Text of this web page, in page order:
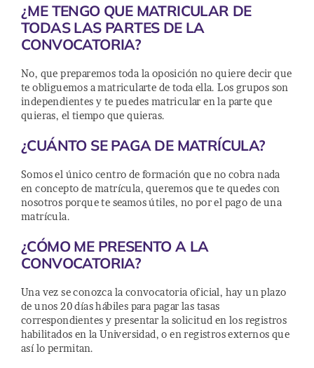
¿ME TENGO QUE MATRICULAR DE
TODAS LAS PARTES DE LA
CONVOCATORIA?
No, que preparemos toda la oposición no quiere decir que
te obliguemos a matricularte de toda ella. Los grupos son
independientes y te puedes matricular en la parte que
quieras, el tiempo que quieras.
¿CUÁNTO SE PAGA DE MATRÍCULA?
Somos el único centro de formación que no cobra nada
en concepto de matrícula, queremos que te quedes con
nosotros porque te seamos útiles, no por el pago de una
matrícula.
¿CÓMO ME PRESENTO A LA
CONVOCATORIA?
Una vez se conozca la convocatoria oficial, hay un plazo
de unos 20 días hábiles para pagar las tasas
correspondientes y presentar la solicitud en los registros
habilitados en la Universidad, o en registros externos que
así lo permitan.